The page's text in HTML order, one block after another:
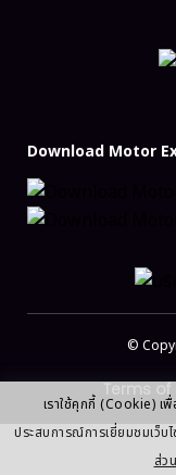
เราใช้คุกกี้ (Cookie)
ประสบการณ์การเยี่ยมชมเว็
ส่ว
Download Motor
©
Terms of